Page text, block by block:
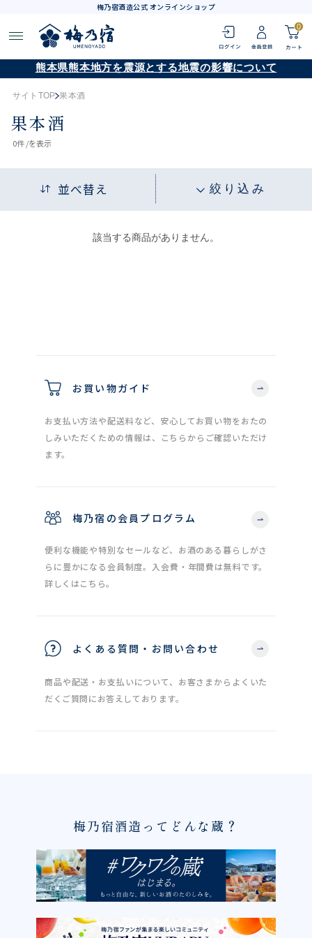
梅乃宿酒造公式 オンラインショップ
0
熊本県熊本地方を震源とする地震の影響について
サイトTOP 果本酒
果本酒
0件 /を表示
並べ替え 絞り込み
該当する商品がありません。
お買い物ガイド
お支払い方法や配送料など、安心してお買い物をおたの
しみいただくための情報は、こちらからご確認いただけ
ます。
梅乃宿の会員プログラム
便利な機能や特別なセールなど、お酒のある暮らしがさ
らに豊かになる会員制度。入会費・年間費は無料です。
詳しくはこちら。
よくある質問・お問い合わせ
商品や配送・お支払いについて、お客さまからよくいた
だくご質問にお答えしております。
梅乃宿酒造ってどんな蔵？